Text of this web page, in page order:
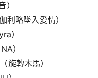
）
利略墜入愛情）
）
）
旋轉木馬）